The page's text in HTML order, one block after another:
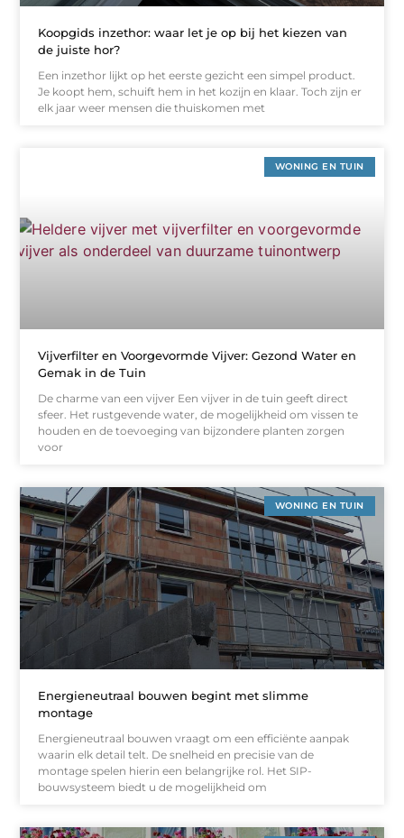
Koopgids inzethor: waar let je op bij het kiezen van
de juiste hor?
Een inzethor lijkt op het eerste gezicht een simpel product.
Je koopt hem, schuift hem in het kozijn en klaar. Toch zijn er
elk jaar weer mensen die thuiskomen met
WONING EN TUIN
Vijverfilter en Voorgevormde Vijver: Gezond Water en
Gemak in de Tuin
De charme van een vijver Een vijver in de tuin geeft direct
sfeer. Het rustgevende water, de mogelijkheid om vissen te
houden en de toevoeging van bijzondere planten zorgen
voor
WONING EN TUIN
Energieneutraal bouwen begint met slimme
montage
Energieneutraal bouwen vraagt om een efficiënte aanpak
waarin elk detail telt. De snelheid en precisie van de
montage spelen hierin een belangrijke rol. Het SIP-
bouwsysteem biedt u de mogelijkheid om